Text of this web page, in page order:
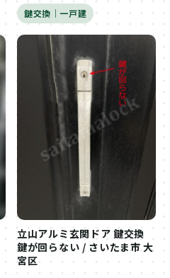
鍵交換｜一戸建
立山アルミ玄関ドア 鍵交換
鍵が回らない / さいたま市 大
宮区